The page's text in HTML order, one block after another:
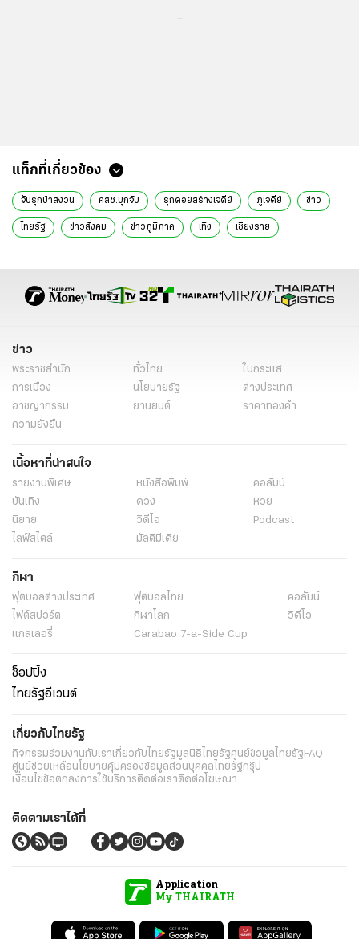
แท็กที่เกี่ยวข้อง
จับรุกป่าสงวน คสช.บุกจับ รุกดอยสร้างเจดีย์ ภูเจดีย์ ข่าว
ไทยรัฐ ข่าวสังคม ข่าวภูมิภาค เทิง เชียงราย
ข่าว
พระราชสำนัก ทั่วไทย
ในกระแส
การเมือง
นโยบายรัฐ
ต่างประเทศ
อาชญากรรม
ยานยนต์
ราคาทองคำ
ความยั่งยืน
เนื้อหาที่น่าสนใจ
รายงานพิเศษ หนังสือพิมพ์
คอลัมน์
บันเทิง
ดวง
หวย
นิยาย
วิดีโอ
Podcast
ไลฟ์สไตล์
มัลติมีเดีย
กีฬา
ฟุตบอลต่่างประเทศ ฟุตบอลไทย
คอลัมน์
ไฟต์สปอร์ต
กีฬาโลก
วิดีโอ
แกลเลอรี่
Carabao 7-a-Side Cup
ช็อปปิ้ง
ไทยรัฐอีเวนต์
เกี่ยวกับไทยรัฐ
กิจกรรมร่วมงานกับเราเกี่ยวกับไทยรัฐมูลนิธิไทยรัฐศูนย์ข้อมูลไทยรัฐFAQ
ศูนย์ช่วยเหลือนโยบายคุ้มครองข้อมูลส่วนบุคคลไทยรัฐกรุ๊ป
เงื่อนไขข้อตกลงการใช้บริการติดต่อเราติดต่อโฆษณา
ติดตามเราได้ที่
Application
My THAIRATH